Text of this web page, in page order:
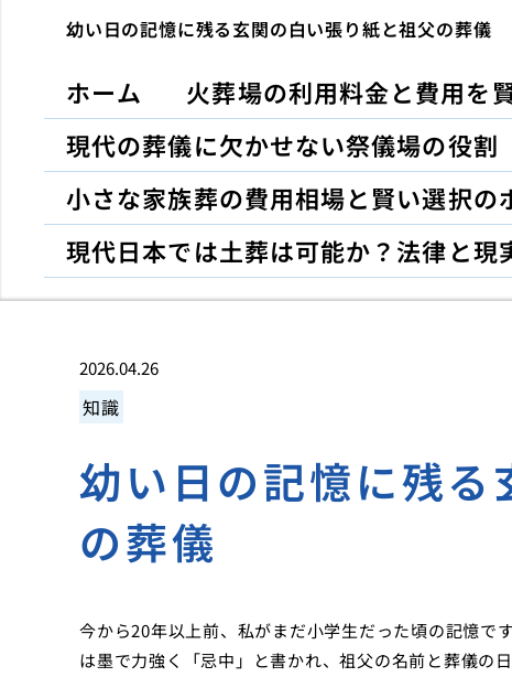
幼い日の記憶に残る玄関の白い張り紙と祖父の葬儀
ホーム 火葬場の利用料金と費用を
現代の葬儀に欠かせない祭儀場の役割
小さな家族葬の費用相場と賢い選択の
現代日本では土葬は可能か？法律と現
2026.04.26
知識
幼い日の記憶に残
の葬儀
今から20年以上前、私がまだ小学生だった頃の記憶で
は墨で力強く「忌中」と書かれ、祖父の名前と葬儀の